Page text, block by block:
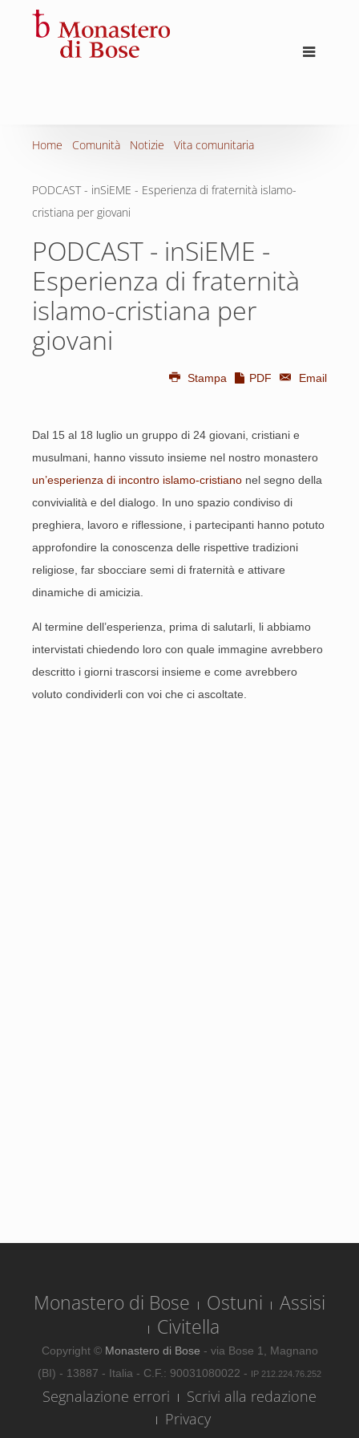
Home Comunità Notizie Vita comunitaria
PODCAST - inSiEME - Esperienza di fraternità islamo-
cristiana per giovani
PODCAST - inSiEME -
Esperienza di fraternità
islamo-cristiana per
giovani
Stampa PDF Email
Dal 15 al 18 luglio un gruppo di 24 giovani, cristiani e
musulmani, hanno vissuto insieme nel nostro monastero
un’esperienza di incontro islamo-cristiano nel segno della
convivialità e del dialogo. In uno spazio condiviso di
preghiera, lavoro e riflessione, i partecipanti hanno potuto
approfondire la conoscenza delle rispettive tradizioni
religiose, far sbocciare semi di fraternità e attivare
dinamiche di amicizia.
Al termine dell’esperienza, prima di salutarli, li abbiamo
intervistati chiedendo loro con quale immagine avrebbero
descritto i giorni trascorsi insieme e come avrebbero
voluto condividerli con voi che ci ascoltate.
Monastero di Bose Ostuni
Assisi
Civitella
Copyright © Monastero di Bose - via Bose 1, Magnano
(BI) - 13887 - Italia - C.F.: 90031080022 - IP 212.224.76.252
Segnalazione errori
Scrivi alla redazione
Privacy